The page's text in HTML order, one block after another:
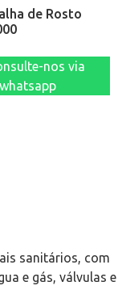
de Rosto
nos via
whatsapp
sanitários, com
e gás, válvulas e